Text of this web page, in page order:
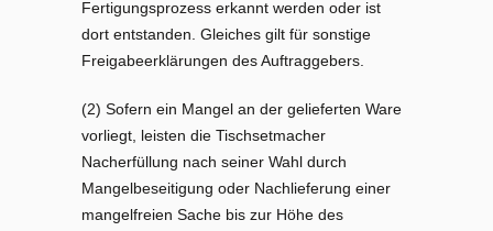
Fertigungsprozess erkannt werden oder ist
dort entstanden. Gleiches gilt für sonstige
Freigabeerklärungen des Auftraggebers.
(2) Sofern ein Mangel an der gelieferten Ware
vorliegt, leisten die Tischsetmacher
Nacherfüllung nach seiner Wahl durch
Mangelbeseitigung oder Nachlieferung einer
mangelfreien Sache bis zur Höhe des